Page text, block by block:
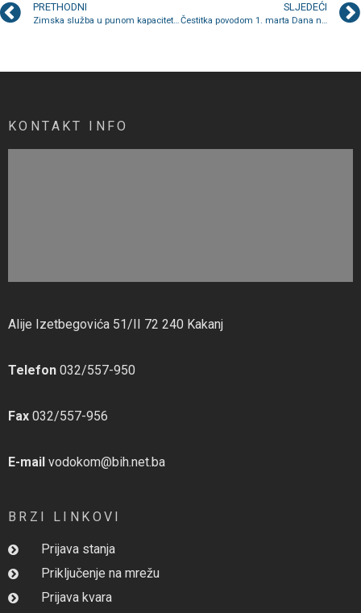
PRETHODNI
Zimska služba u punom kapacitetu na terenu
SLJEDEĆI
Čestitka povodom 1. marta Dana nezavisnosti Bosne i Hercegovine
KONTAKT INFO
Alije Izetbegovića 51/II 72 240 Kakanj
Telefon 032/557-950
Fax 032/557-956
E-mail vodokom@bih.net.ba
BRZI LINKOVI
Prijava stanja
Priključenje na mrežu
Prijava kvara